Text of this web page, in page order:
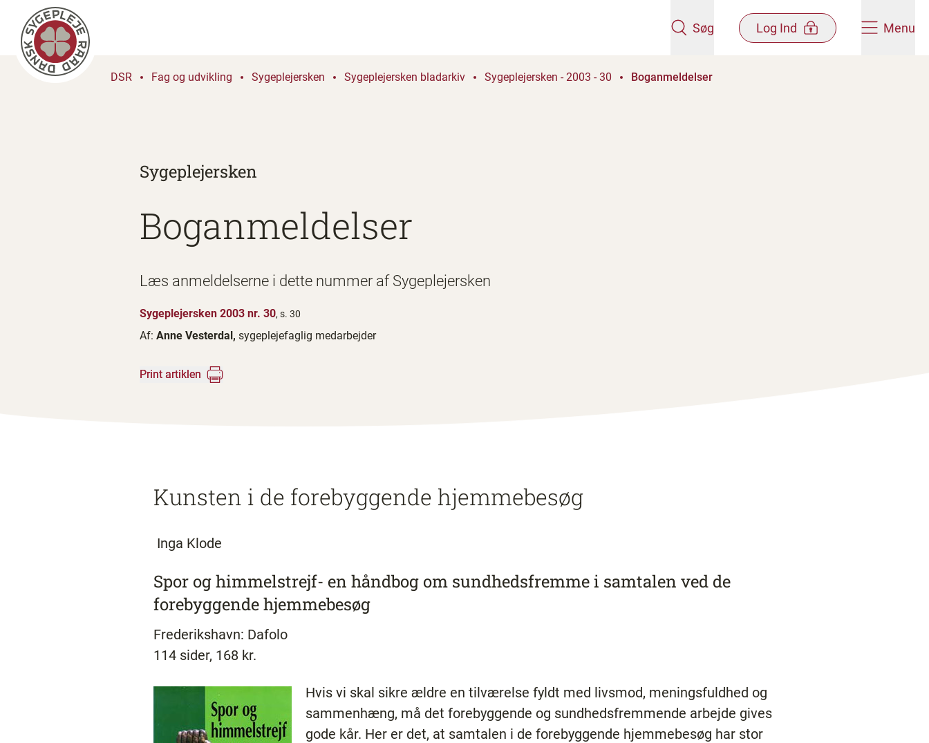
Søg Log Ind Menu
DSR Fag og udvikling Sygeplejersken Sygeplejersken bladarkiv Sygeplejersken - 2003 - 30 Boganmeldelser
Sygeplejersken
Boganmeldelser
Læs anmeldelserne i dette nummer af Sygeplejersken
Sygeplejersken 2003 nr. 30, s. 30
Af: Anne Vesterdal, sygeplejefaglig medarbejder
Print artiklen
Kunsten i de forebyggende hjemmebesøg
Inga Klode
Spor og himmelstrejf- en håndbog om sundhedsfremme i samtalen ved de
forebyggende hjemmebesøg
Frederikshavn: Dafolo
114 sider, 168 kr.
Hvis vi skal sikre ældre en tilværelse fyldt med livsmod, meningsfuldhed og
sammenhæng, må det forebyggende og sundhedsfremmende arbejde gives
gode kår. Her er det, at samtalen i de forebyggende hjemmebesøg har stor